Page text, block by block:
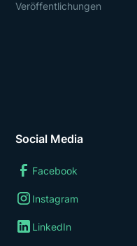
Social Media
Facebook
Instagram
LinkedIn
Veröffentlichungen